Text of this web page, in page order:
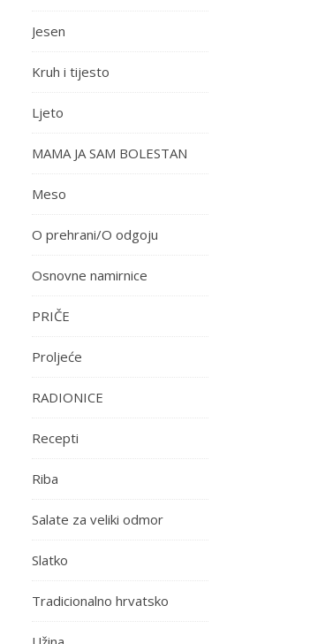
Jesen
Kruh i tijesto
Ljeto
MAMA JA SAM BOLESTAN
Meso
O prehrani/O odgoju
Osnovne namirnice
PRIČE
Proljeće
RADIONICE
Recepti
Riba
Salate za veliki odmor
Slatko
Tradicionalno hrvatsko